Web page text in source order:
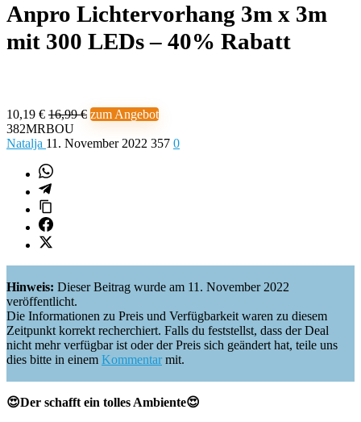
Anpro Lichtervorhang 3m x 3m
mit 300 LEDs – 40% Rabatt
10,19 € 16,99 € zum Angebot
382MRBOU
Natalja 11. November 2022 357 0
Hinweis: Dieser Beitrag wurde am 11. November 2022
veröffentlicht.
Die Informationen zu Preis und Verfügbarkeit waren zu diesem
Zeitpunkt korrekt recherchiert. Falls du feststellst, dass der Deal
nicht mehr verfügbar ist oder der Preis sich geändert hat, teile uns
dies bitte in einem Kommentarmit.
😍Der schafft ein tolles Ambiente😍